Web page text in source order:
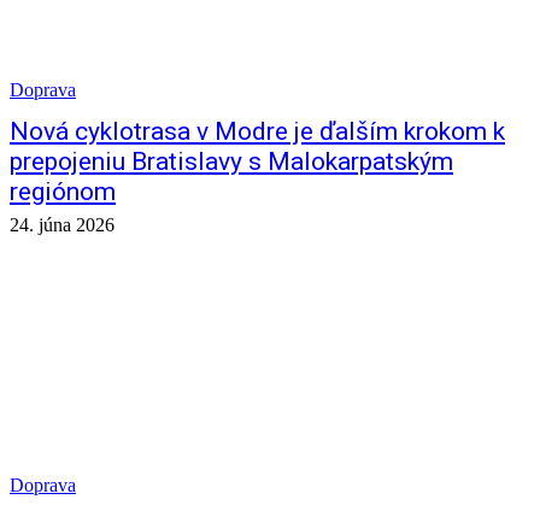
Doprava
Nová cyklotrasa v Modre je ďalším krokom k
prepojeniu Bratislavy s Malokarpatským
regiónom
24. júna 2026
Doprava